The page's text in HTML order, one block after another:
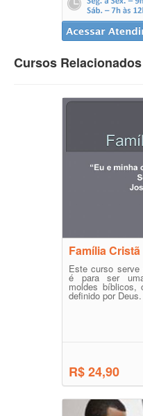
Cursos Relacionados
Família Cristã
Este curso serve
é para ser
moldes bíblicos,
definido por Deus.
R$ 24,90